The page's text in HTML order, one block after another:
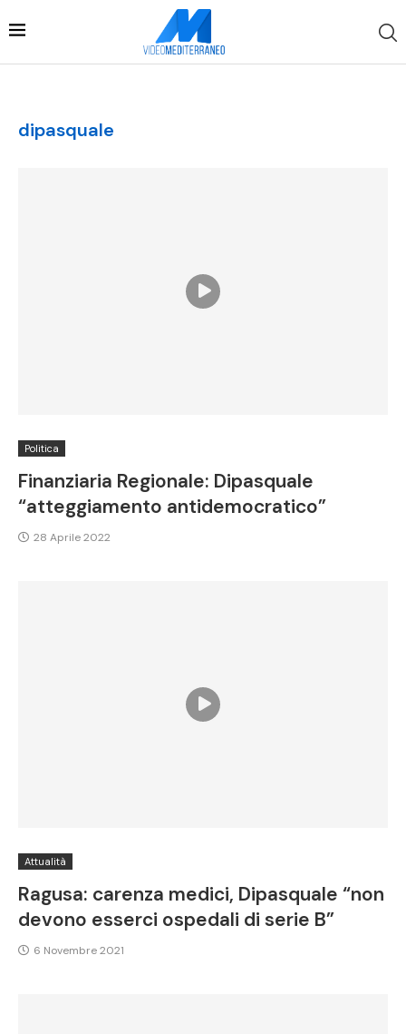
dipasquale
Politica
Finanziaria Regionale: Dipasquale
“atteggiamento antidemocratico”
28 Aprile 2022
Attualità
Ragusa: carenza medici, Dipasquale “non
devono esserci ospedali di serie B”
6 Novembre 2021